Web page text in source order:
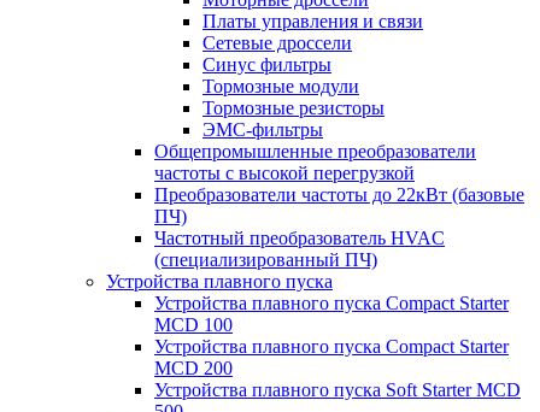
Платы управления и связи
Сетевые дроссели
Синус фильтры
Тормозные модули
Тормозные резисторы
ЭМС-фильтры
Общепромышленные преобразователи
частоты с высокой перегрузкой
Преобразователи частоты до 22кВт (базовые
ПЧ)
Частотный преобразователь HVAC
(специализированный ПЧ)
Устройства плавного пуска
Устройства плавного пуска Compact Starter
MCD 100
Устройства плавного пуска Compact Starter
MCD 200
Устройства плавного пуска Soft Starter MCD